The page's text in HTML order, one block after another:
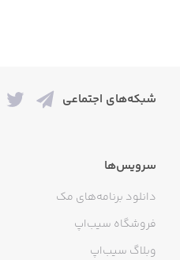
شبکه‌های اجتماعی
سرویس‌ها
دانلود برنامه‌های مک
فروشگاه سیب‌اپ
وبلاگ سیب‌اپ